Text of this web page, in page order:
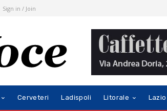
Sign in / Join
Cerveteri Ladispoli Litorale Lazio